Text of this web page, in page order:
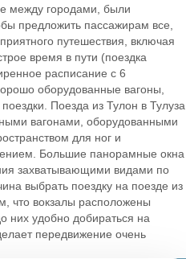
между городами, были
предложить пассажирам все,
путешествия, включая
время в пути (поездка
расписание с 6
оборудованные вагоны,
Поезда из Тулон в Тулуза
вагонами, оборудованными
для ног и
Большие панорамные окна
захватывающими видами по
выбрать поездку на поезде из
что вокзалы расположены
них удобно добираться на
передвижение очень